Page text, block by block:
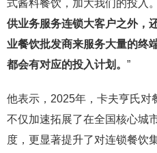
式酱料餐饮，加大我们的投入
供业务服务连锁大客户之外，
业餐饮批发商来服务大量的终
都会有对应的投入计划。 ”
他表示，2025年，卡夫亨氏对
不仅加速拓展了在全国核心城
度，更显著提升了对连锁餐饮